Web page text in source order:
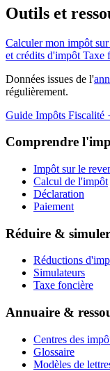
Outils et
Calculer mon impôt
et crédits d'impôt Taxe
Données issues de l'
régulièrement.
Guide Impôts Fiscalité
Comprendre
Impôt sur le
Calcul de l'impôt
Déclaration
Paiement
Réduire & simuler
Réductions
Simulateurs
Taxe foncière
Annuaire &
Centres des
Glossaire
Modèles de